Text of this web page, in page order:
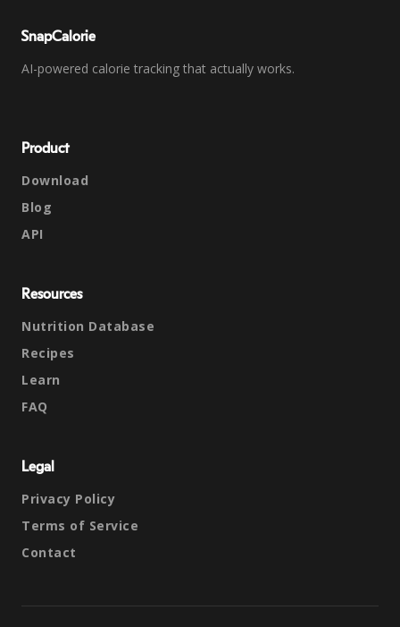
SnapCalorie
AI-powered calorie tracking that actually works.
Product
Download
Blog
API
Resources
Nutrition Database
Recipes
Learn
FAQ
Legal
Privacy Policy
Terms of Service
Contact